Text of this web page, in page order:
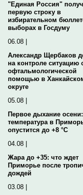
"Единая Россия"
первую строку в
избирательном
выборах в Госдуму
06.08 |
Александр Щербаков
на контроле ситуацию
офтальмологической
помощью в
округе
05.08 |
Первое дыхание осени:
температура в
опустится до +8 °C
04.08 |
Жара до +35: что ждет
Приморье после
дождей
03.08 |